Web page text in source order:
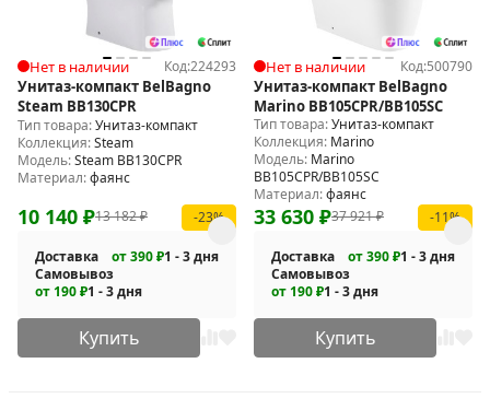
Нет в наличии Код:224293
Унитаз-компакт BelBagno
Steam BB130CPR
Тип товара:Унитаз-компакт
Коллекция:Steam
Модель:Steam BB130CPR
Материал:фаянс
13 182₽
10 140 ₽ -23%
Доставка от 390 ₽1 - 3 дня
Самовывоз
от 190 ₽1 - 3 дня
Купить
Нет в наличии Код:500790
Унитаз-компакт BelBagno
Marino BB105CPR/BB105SC
Тип товара:Унитаз-компакт
Коллекция: Marino
Модель: Marino
BB105CPR/BB105SC
Материал:фаянс
37 921₽
33 630 ₽ -11%
Доставка от 390 ₽1 - 3 дня
Самовывоз
от 190 ₽1 - 3 дня
Купить